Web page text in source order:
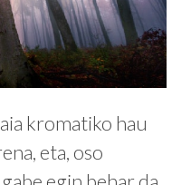
kromatiko hau
eta, oso